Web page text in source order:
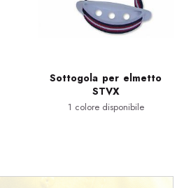
Sottogola per elmetto
STVX
1 colore disponibile